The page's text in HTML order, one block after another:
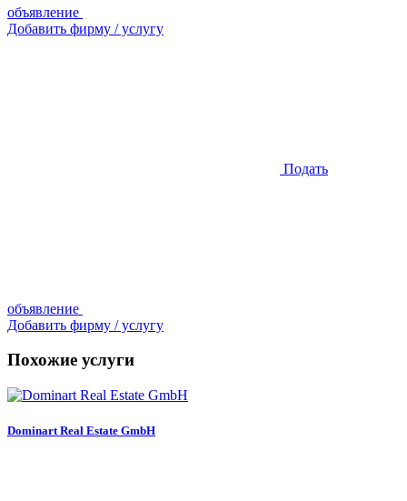
объявление
Добавить фирму / услугу
Подать
объявление
Добавить фирму / услугу
Похожие услуги
Dominart Real Estate GmbH